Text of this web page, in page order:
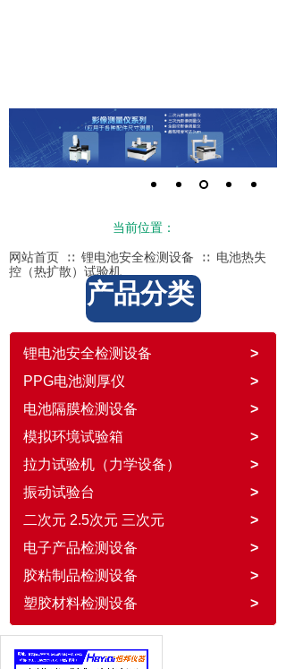
当前位置：
网站首页 ∷ 锂电池安全检测设备 ∷
电池热失
控（热扩散）试验机
产品分类
锂电池安全检测设备
>
PPG电池测厚仪
>
电池隔膜检测设备
>
模拟环境试验箱
>
拉力试验机（力学设备）
>
振动试验台
>
二次元 2.5次元 三次元
>
电子产品检测设备
>
胶粘制品检测设备
>
塑胶材料检测设备
>